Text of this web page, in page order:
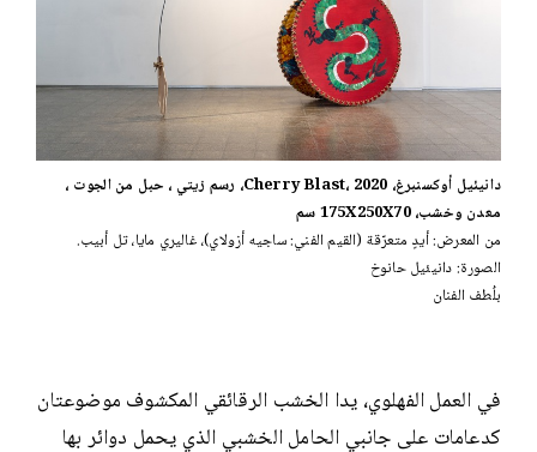
دانيئيل أوكسنبرغ، Cherry Blast، 2020، رسم زيتي ، حبل من الجوت ،
معدن وخشب، 175X250X70 سم
من المعرض: أيدٍ متعرّقة (القيم الفني: ساجيه أزولاي)، غاليري مايا، تل أبيب.
الصورة: دانيئيل حانوخ
بلُطف الفنان
في العمل الفهلوي، يدا الخشب الرقائقي المكشوف موضوعتان
كدعامات على جانبي الحامل الخشبي الذي يحمل دوائر بها